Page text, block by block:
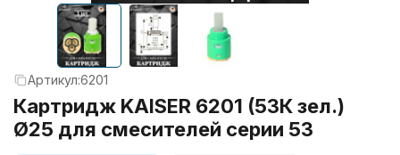
Артикул:6201
Картридж KAISER 6201 (53К зел.)
Ø25 для смесителей серии 53